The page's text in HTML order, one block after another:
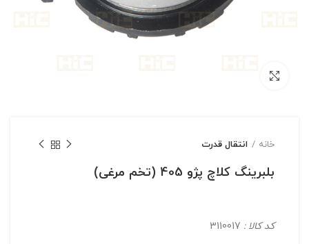
خانه انتقال قدرت
بلبرینگ کلاچ پژو 405 (تخم مرغی)
کد کالا :